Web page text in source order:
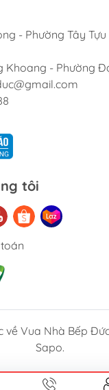
- Phường Tây
Khoang - Phường
tôi
về Vua Nhà Bếp
Sapo.